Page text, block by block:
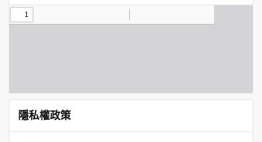
隱私權政策